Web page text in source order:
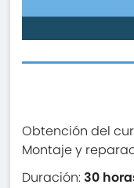
Obtención del
Montaje y
Duración:30